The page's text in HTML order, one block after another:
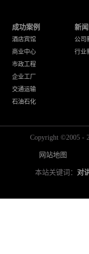
成功案例
酒店宾馆
商业中心
市政工程
企业工厂
交通运输
石油石化
新
公司
行业
Copyright ©2005 -
网站地图
本站关键词： 对